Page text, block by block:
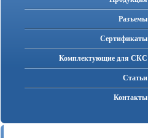
Разъемы
Cертификаты
Комплектующие для СКС
Статьи
Контакты